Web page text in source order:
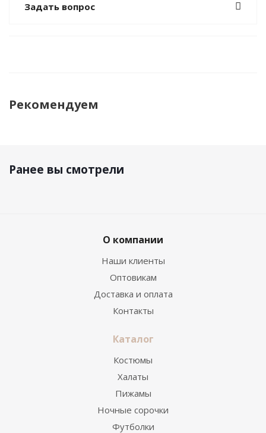
Задать вопрос
Рекомендуем
Ранее вы смотрели
О компании
Наши клиенты
Оптовикам
Доставка и оплата
Контакты
Каталог
Костюмы
Халаты
Пижамы
Ночные сорочки
Футболки